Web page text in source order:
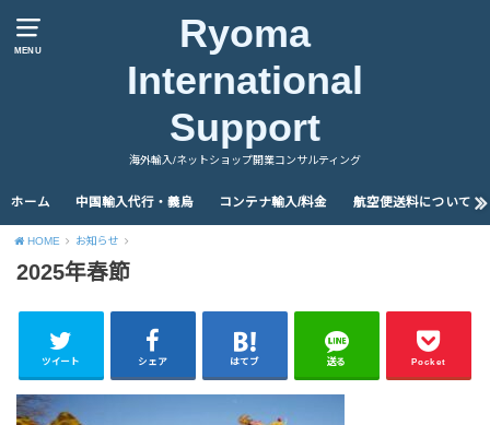
MENU
Ryoma
International
Support
海外輸入/ネットショップ開業コンサルティング
ホーム 中国輸入代行・義烏 コンテナ輸入/料金 航空便送料について
HOME お知らせ
2025年春節
ツイート シェア はてブ 送る Pocket